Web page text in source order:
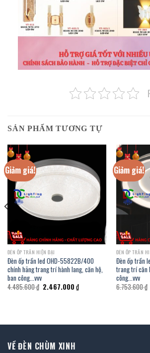
SẢN PHẨM TƯƠNG TỰ
Giảm giá!
ĐÈN ỐP TRẦN HIỆN ĐẠI
Đèn ốp trần led OHD-55822B/400
chính hãng trang trí hành lang, căn hộ,
ban công…vvv
4.485.600₫ Giá
gốc
2.467.000 ₫Giá
hiện
Giảm giá!
ĐÈN ỐP TRẦN
Đèn ốp trần
trang trí căn
công…vvv
6.753.600₫
VỀ ĐÈN CHÙM XINH